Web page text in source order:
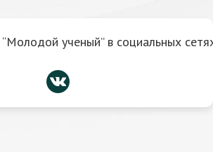
ученый” в социальных